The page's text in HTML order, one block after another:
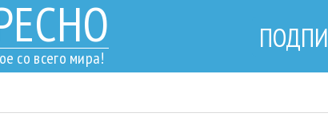
со всего мира!